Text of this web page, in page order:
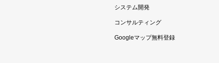
システム開発
コンサルティング
Googleマップ無料登録